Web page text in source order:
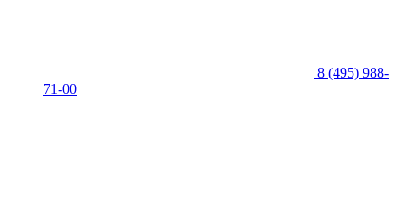
8 (495) 988-
71-00